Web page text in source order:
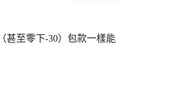
甚至零下-30）包款一樣能